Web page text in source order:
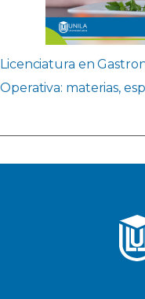
Licenciatura en
Operativa: materias,